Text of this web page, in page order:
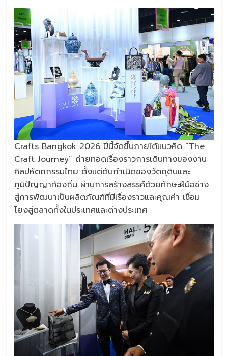
Crafts Bangkok 2026 ปีนี้จัดขึ้นภายใต้แนวคิด “The
Craft Journey” ถ่ายทอดเรื่องราวการเดินทางของงาน
ศิลปหัตถกรรมไทย ตั้งแต่ต้นกำเนิดของวัตถุดิบและ
ภูมิปัญญาท้องถิ่น ผ่านการสร้างสรรค์ด้วยทักษะฝีมือช่าง
สู่การพัฒนาเป็นผลิตภัณฑ์ที่มีเรื่องราวและคุณค่า เชื่อม
โยงสู่ตลาดทั้งในประเทศและต่างประเทศ